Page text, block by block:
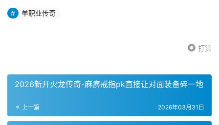
单职业传奇
打赏
2026新开火龙传奇-麻痹戒指pk直接让对面装备碎一地
上一篇 2026年03月31日